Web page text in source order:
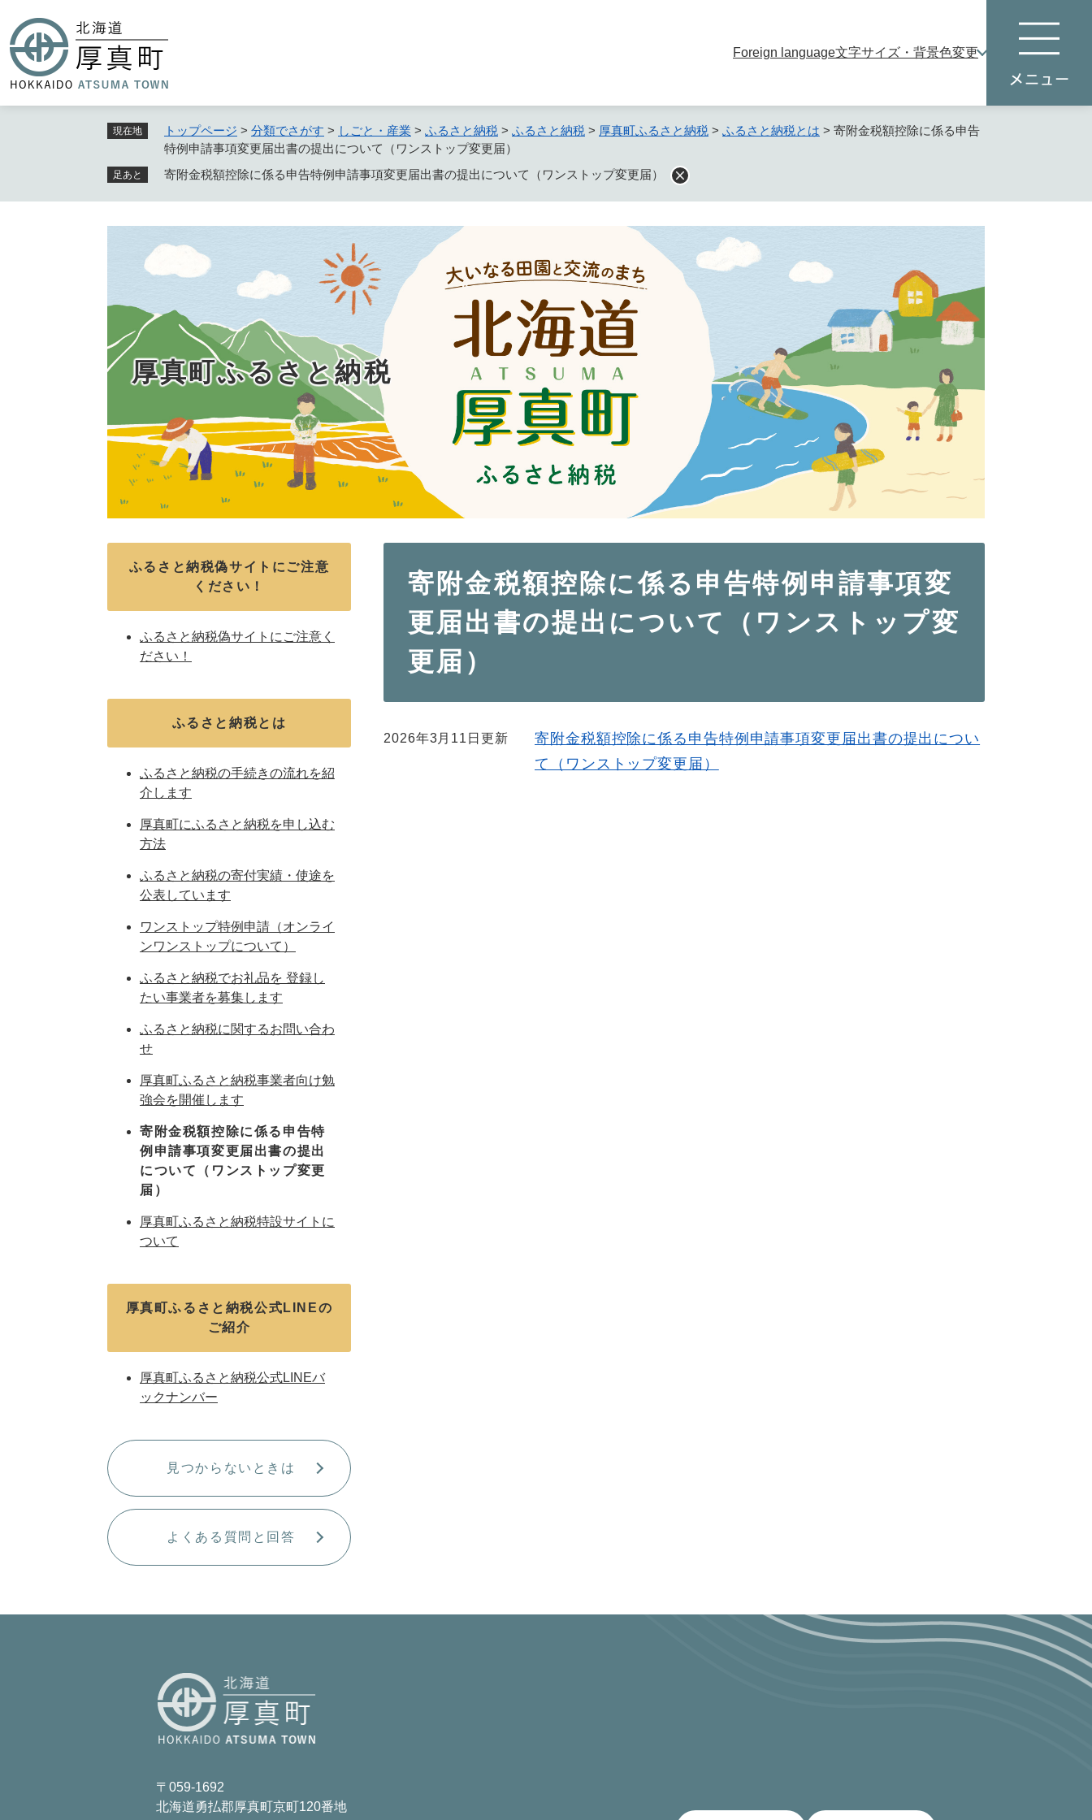
ジ
先
頭
本
Foreign language文字サイズ・背景色変更
現在地 トップページ > 分類でさがす > しごと・産業 > ふるさと納税 > ふるさと納税 > 厚真町ふるさと納税 > ふるさと納税とは > 寄附金税額控除に係る申告
特例申請事項変更届出書の提出について（ワンストップ変更届）
足あと 寄附金税額控除に係る申告特例申請事項変更届出書の提出について（ワンストップ変更届）
厚真町ふるさと納税
寄附金税額控除に係る申告特例申請事項変
更届出書の提出について（ワンストップ変
更届）
2026年3月11日更新
寄附金税額控除に係る申告特例申請事項変更届出書の提出につい
て（ワンストップ変更届）
ふるさと納税偽サイトにご注意
ください！
ふるさと納税偽サイトにご注意く
ださい！
ふるさと納税とは
ふるさと納税の手続きの流れを紹
介します
厚真町にふるさと納税を申し込む
方法
ふるさと納税の寄付実績・使途を
公表しています
ワンストップ特例申請（オンライ
ンワンストップについて）
ふるさと納税でお礼品を 登録し
たい事業者を募集します
ふるさと納税に関するお問い合わ
せ
厚真町ふるさと納税事業者向け勉
強会を開催します
寄附金税額控除に係る申告特
例申請事項変更届出書の提出
について（ワンストップ変更
届）
厚真町ふるさと納税特設サイトに
ついて
厚真町ふるさと納税公式LINEの
ご紹介
厚真町ふるさと納税公式LINEバ
ックナンバー
見つからないときは
よくある質問と回答
〒059-1692
北海道勇払郡厚真町京町120番地